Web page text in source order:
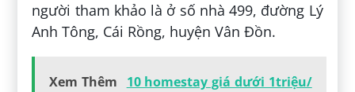
người tham khảo là ở số nhà 499, đường Lý
Anh Tông, Cái Rồng, huyện Vân Đồn.
Xem Thêm
10 homestay giá dưới 1triệu/